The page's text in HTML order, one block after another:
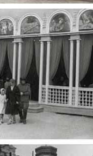
Фото
до 1917 року
Leave a
ЖИТОМИР
Фото